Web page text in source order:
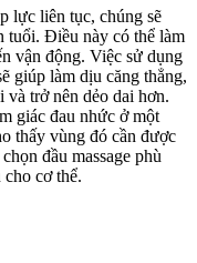
lực liên tục, chúng sẽ
tuổi. Điều này có thể làm
vận động. Việc sử dụng
giúp làm dịu căng thẳng,
trở nên dẻo dai hơn.
giác đau nhức ở một
thấy vùng đó cần được
đầu massage phù
cơ thể.